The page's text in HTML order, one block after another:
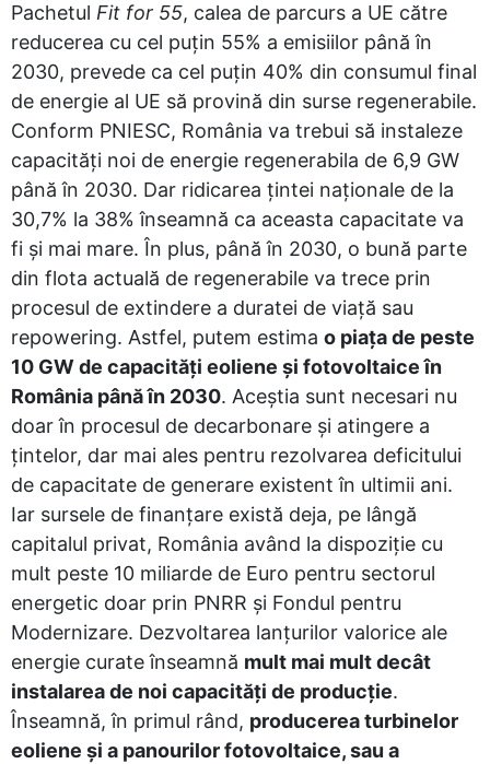
Pachetul Fit for 55, calea de parcurs a UE către
reducerea cu cel puțin 55% a emisiilor până în
2030, prevede ca cel puțin 40% din consumul final
de energie al UE să provină din surse regenerabile.
Conform PNIESC, România va trebui să instaleze
capacități noi de energie regenerabila de 6,9 GW
până în 2030. Dar ridicarea țintei naționale de la
30,7% la 38% înseamnă ca aceasta capacitate va
fi și mai mare. În plus, până în 2030, o bună parte
din flota actuală de regenerabile va trece prin
procesul de extindere a duratei de viață sau
repowering. Astfel, putem estima o piața de peste
10 GW de capacități eoliene și fotovoltaice în
România până în 2030. Aceștia sunt necesari nu
doar în procesul de decarbonare și atingere a
țintelor, dar mai ales pentru rezolvarea deficitului
de capacitate de generare existent în ultimii ani.
Iar sursele de finanțare există deja, pe lângă
capitalul privat, România având la dispoziție cu
mult peste 10 miliarde de Euro pentru sectorul
energetic doar prin PNRR și Fondul pentru
Modernizare. Dezvoltarea lanțurilor valorice ale
energie curate înseamnă mult mai mult decât
instalarea de noi capacități de producție.
Înseamnă, în primul rând, producerea turbinelor
eoliene și a panourilor fotovoltaice, sau a